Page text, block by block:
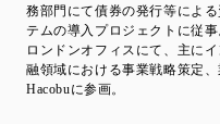
務部門にて債券の発行等によ
テムの導入プロジェクトに従
ロンドンオフィスにて、主に
融領域における事業戦略策定
Hacobuに参画。